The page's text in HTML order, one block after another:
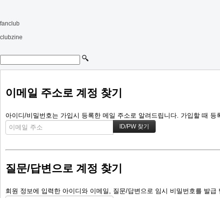
fanclub
clubzine
이메일 주소로 계정 찾기
아이디/비밀번호는 가입시 등록한 메일 주소로 알려드립니다. 가입할 때
질문/답변으로 계정 찾기
회원 정보에 입력한 아이디와 이메일, 질문/답변으로 임시 비밀번호를 발급